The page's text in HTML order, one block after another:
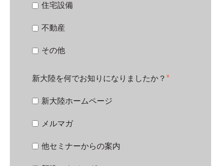
住宅設備
不動産
その他
新大陸を何でお知りになりましたか？ *
新大陸ホームページ
メルマガ
他セミナーからの案内